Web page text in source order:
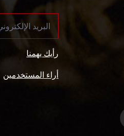
رأيك يهمنا
أراء المستخدمين